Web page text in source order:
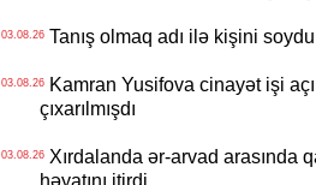
03.08.26Tanış olmaq adı ilə kişini
03.08.26Kamran Yusifova cinayət işi
çıxarılmışdı
03.08.26Xırdalanda ər-arvad arasında
həyatını itirdi